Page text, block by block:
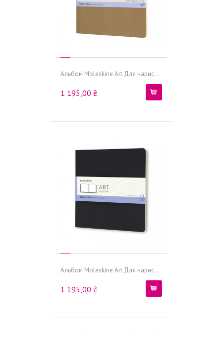
Альбом Moleskine Art Для нарис...
1 195,00 ₴
Альбом Moleskine Art Для нарис...
1 195,00 ₴